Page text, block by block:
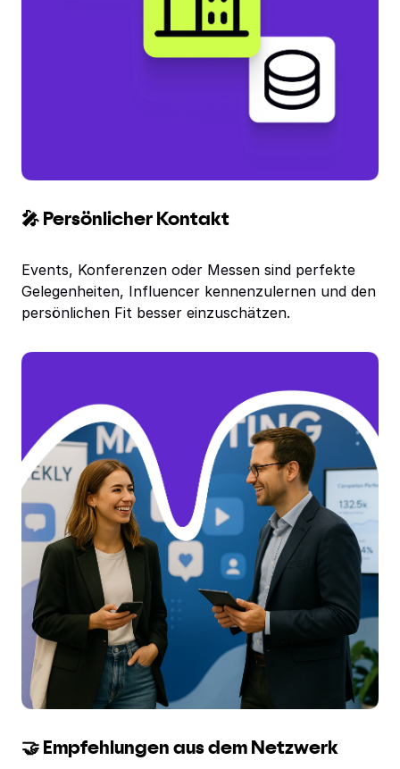
🎤 Persönlicher Kontakt
Events, Konferenzen oder Messen sind perfekte
Gelegenheiten, Influencer kennenzulernen und den
persönlichen Fit besser einzuschätzen.
🤝 Empfehlungen aus dem Netzwerk